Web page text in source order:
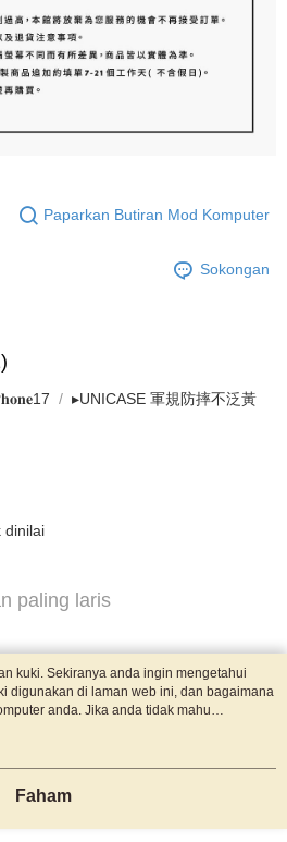
Paparkan Butiran Mod Komputer
Sokongan
▸UNICASE 軍規防摔不泛黃
dinilai
paling laris
kuki. Sekiranya anda ingin mengetahui
digunakan di laman web ini, dan bagaimana
anda. Jika anda tidak mahu
sila rujuk penerangan mengenai kuki.
kuki digunakan di laman web ini,
anda, sila rujuk penerangan mengenai
Faham